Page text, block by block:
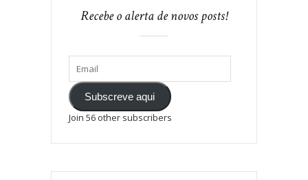
Recebe o alerta de novos posts!
Subscreve aqui
Join 56 other subscribers